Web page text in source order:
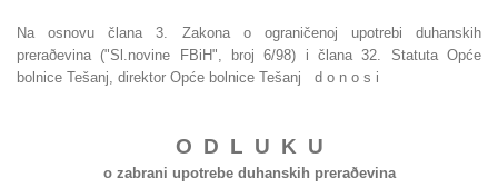
Na osnovu člana 3. Zakona o ograničenoj upotrebi duhanskih
preraðevina ("Sl.novine FBiH", broj 6/98) i člana 32. Statuta Opće
bolnice Tešanj, direktor Opće bolnice Tešanj d o n o s i
O D L U K U
o zabrani upotrebe duhanskih preraðevina